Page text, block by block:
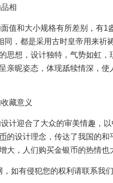
相
和大小规格有所差别，有1
同，都是采用古时皇帝用来
思想，设计独特，气势如虹
亲昵姿态，体现舐犊情深，
藏意义
迎合了大众的审美情趣，以
的设计理念，传达了我国的
大，人们购买金银币的热情
如有侵犯您的权利请联系我们